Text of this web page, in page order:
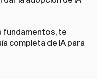
fundamentos, te
completa de IA para